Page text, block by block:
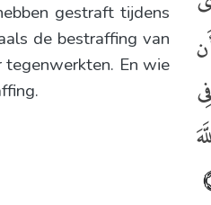
gestraft tijdens
de bestraffing van
tegenwerkten. En wie